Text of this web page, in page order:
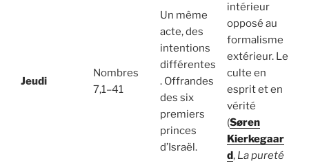
Jeudi
Nombres
7,1–41
Un même
acte, des
intentions
différentes
. Offrandes
des six
premiers
princes
d’Israël.
intérieur
opposé au
formalisme
extérieur. Le
culte en
esprit et en
vérité
(Søren
Kierkegaar
d, La pureté